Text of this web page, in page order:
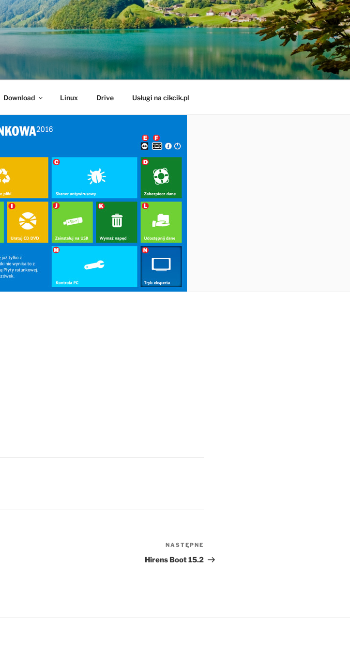
Download Linux Drive Usługi na cikcik.pl
wpis
NASTĘPNE
Hirens Boot 15.2